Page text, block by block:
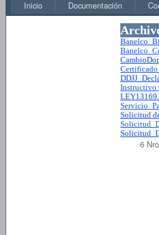
Inicio Documentación
Instructivo
Solicitud
6